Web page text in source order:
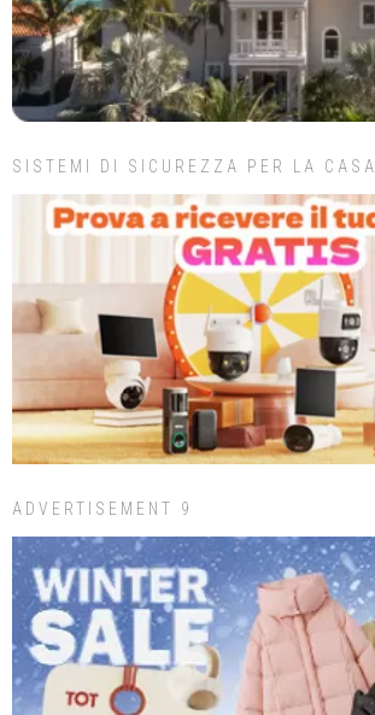
SISTEMI DI SICUREZZA PER LA CASA
ADVERTISEMENT 9